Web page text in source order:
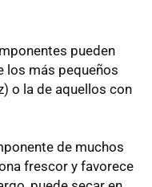
pueden
los más pequeños
o la de aquellos con
de muchos
frescor y favorece